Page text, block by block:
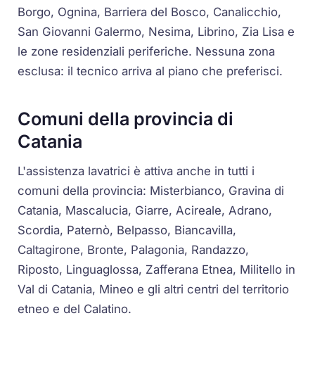
Borgo, Ognina, Barriera del Bosco, Canalicchio,
San Giovanni Galermo, Nesima, Librino, Zia Lisa e
le zone residenziali periferiche. Nessuna zona
esclusa: il tecnico arriva al piano che preferisci.
Comuni della provincia di
Catania
L'assistenza lavatrici è attiva anche in tutti i
comuni della provincia: Misterbianco, Gravina di
Catania, Mascalucia, Giarre, Acireale, Adrano,
Scordia, Paternò, Belpasso, Biancavilla,
Caltagirone, Bronte, Palagonia, Randazzo,
Riposto, Linguaglossa, Zafferana Etnea, Militello in
Val di Catania, Mineo e gli altri centri del territorio
etneo e del Calatino.